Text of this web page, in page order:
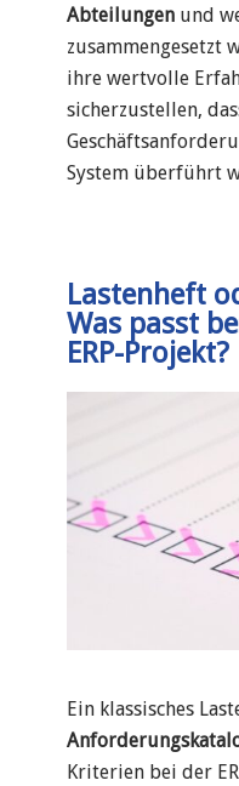
Abteilungen und
zusammengesetzt
ihre wertvolle
sicherzustellen,
System überführt
Lastenheft
Was passt
ERP-Projekt?
Ein klassisches
Kriterien bei der